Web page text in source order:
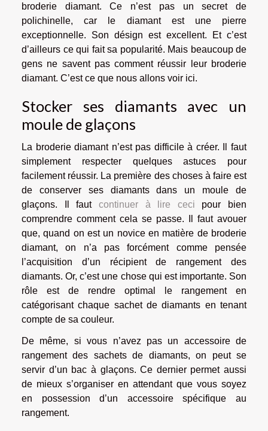
broderie diamant. Ce n’est pas un secret de
polichinelle, car le diamant est une pierre
exceptionnelle. Son désign est excellent. Et c’est
d’ailleurs ce qui fait sa popularité. Mais beaucoup de
gens ne savent pas comment réussir leur broderie
diamant. C’est ce que nous allons voir ici.
Stocker ses diamants avec un
moule de glaçons
La broderie diamant n’est pas difficile à créer. Il faut
simplement respecter quelques astuces pour
facilement réussir. La première des choses à faire est
de conserver ses diamants dans un moule de
glaçons. Il faut continuer à lire ceci
pour bien
comprendre comment cela se passe. Il faut avouer
que, quand on est un novice en matière de broderie
diamant, on n’a pas forcément comme pensée
l’acquisition d’un récipient de rangement des
diamants. Or, c’est une chose qui est importante. Son
rôle est de rendre optimal le rangement en
catégorisant chaque sachet de diamants en tenant
compte de sa couleur.
De même, si vous n’avez pas un accessoire de
rangement des sachets de diamants, on peut se
servir d’un bac à glaçons. Ce dernier permet aussi
de mieux s’organiser en attendant que vous soyez
en possession d’un accessoire spécifique au
rangement.